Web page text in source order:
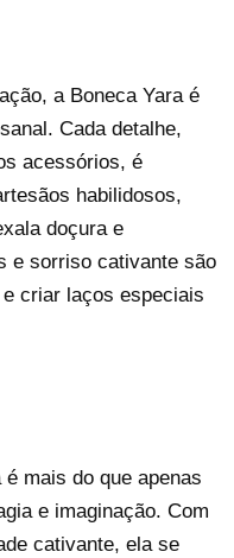
a Boneca Yara é
Cada detalhe,
acessórios, é
habilidosos,
doçura e
e sorriso cativante são
criar laços especiais
mais do que apenas
e imaginação. Com
cativante, ela se